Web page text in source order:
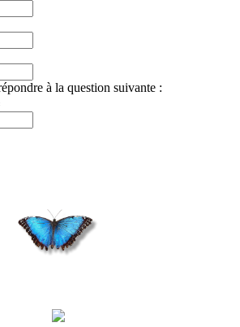
à la question suivante :